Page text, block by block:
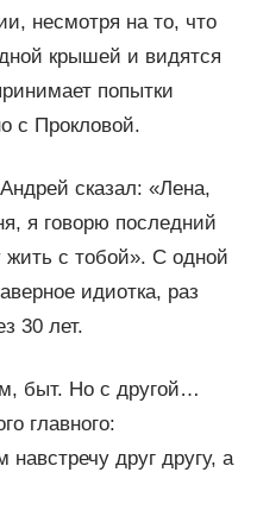
несмотря на то, что
крышей и видятся
попытки
с Прокловой.
сказал: «Лена,
я говорю последний
с тобой». С одной
идиотка, раз
30 лет.
быт. Но с другой…
главного:
друг другу, а